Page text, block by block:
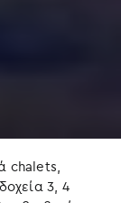
chalets,
3, 4